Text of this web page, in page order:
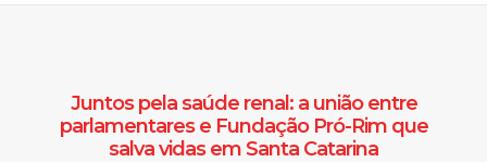
Juntos pela saúde renal: a união entre
parlamentares e Fundação Pró-Rim que
salva vidas em Santa Catarina